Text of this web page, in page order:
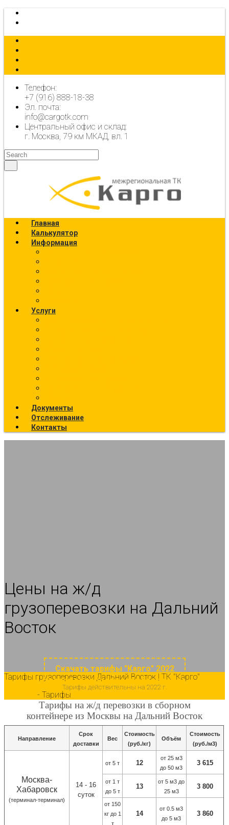
Телефон:
+7 (916) 888-18-38
Эл. почта:
info@cargotk.com
Центральный офис и склад:
г. Москва, 79 км МКАД, вл. 1
Главная
Калькулятор
Информация
Услуги
Документы
Отслеживание
Контакты
Цены на ж/д
грузоперевозки на Дальний
Восток
Тарифы грузоперевозки Дальний Восток | ТК "Карго"
- Тарифы
Скачать тарифы "Карго" 2022
Тарифы действительны на 2022 г.
Тарифы на ж/д перевозки в сборном
контейнере из Москвы на Дальний Восток
Направление
Срок
доставки
Вес
Стоимость
(руб./кг)
Объём
Стоимость
(руб./м3)
Москва-
Хабаровск
(терминал-терминал)
14 - 16
суток
от 5 т 12
от 25 м3
до 50 м3
3 615
от 1 т
до 5 т
13
от 5 м3 до
25 м3
3 800
от 150
кг до 1
т
14
от 0.5 м3
до 5 м3
3 860